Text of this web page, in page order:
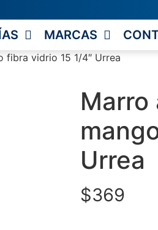
MARCAS
vidrio 15 1/4″ Urrea
Marro
Urrea
$369